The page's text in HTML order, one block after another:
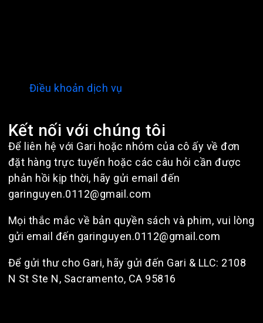
Điều khoản dịch vụ
Kết nối với chúng tôi
Để liên hệ với Gari hoặc nhóm của cô ấy về đơn
đặt hàng trực tuyến hoặc các câu hỏi cần được
phản hồi kịp thời, hãy gửi email đến
garinguyen.0112@gmail.com
Mọi thắc mắc về bản quyền sách và phim, vui lòng
gửi email đến garinguyen.0112@gmail.com
Để gửi thư cho Gari, hãy gửi đến Gari & LLC: 2108
N St Ste N, Sacramento, CA 95816